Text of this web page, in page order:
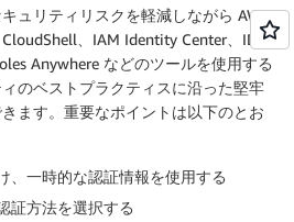
ュリティリスクを軽減しながら AWS
、IAM Identity Center、IDE
Anywhere などのツールを使用する
のベストプラクティスに沿った堅牢
ます。重要なポイントは以下のとお
、一時的な認証情報を使用する
証方法を選択する